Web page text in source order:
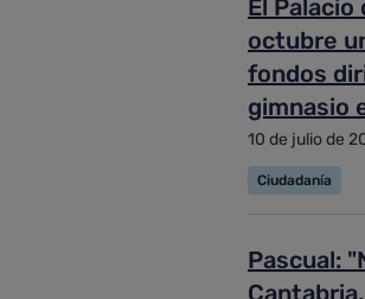
El
octubre
fondos
gimnasio
10 de julio de
Ciudadanía
Pascual: